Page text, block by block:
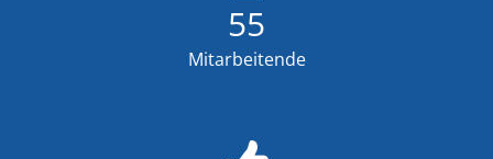
55
Mitarbeitende